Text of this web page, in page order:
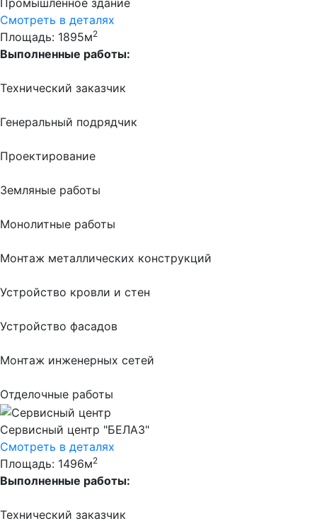
Промышленное здание
Смотреть в деталях
Площадь: 1895м2
Выполненные работы:
Технический заказчик
Генеральный подрядчик
Проектирование
Земляные работы
Монолитные работы
Монтаж металлических конструкций
Устройство кровли и стен
Устройство фасадов
Монтаж инженерных сетей
Отделочные работы
Сервисный центр "БЕЛАЗ"
Смотреть в деталях
Площадь: 1496м2
Выполненные работы:
Технический заказчик